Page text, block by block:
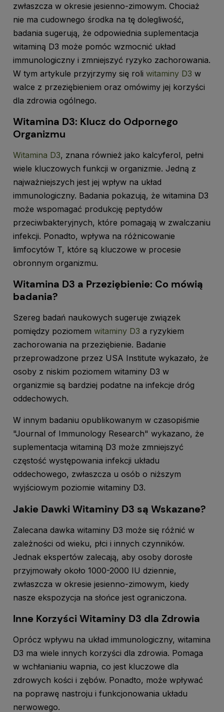
zwłaszcza w okresie jesienno-zimowym. Chociaż
nie ma cudownego środka na tę dolegliwość,
badania sugerują, że odpowiednia suplementacja
witaminą D3 może pomóc wzmocnić układ
immunologiczny i zmniejszyć ryzyko zachorowania.
W tym artykule przyjrzymy się roli witaminy D3 w
walce z przeziębieniem oraz omówimy jej korzyści
dla zdrowia ogólnego.
Witamina D3: Klucz do Odpornego
Organizmu
Witamina D3, znana również jako kalcyferol, pełni
wiele kluczowych funkcji w organizmie. Jedną z
najważniejszych jest jej wpływ na układ
immunologiczny. Badania pokazują, że witamina D3
może wspomagać produkcję peptydów
przeciwbakteryjnych, które pomagają w zwalczaniu
infekcji. Ponadto, wpływa na różnicowanie
limfocytów T, które są kluczowe w procesie
obronnym organizmu.
Witamina D3 a Przeziębienie: Co mówią
badania?
Szereg badań naukowych sugeruje związek
pomiędzy poziomem witaminy D3 a ryzykiem
zachorowania na przeziębienie. Badanie
przeprowadzone przez USA Institute wykazało, że
osoby z niskim poziomem witaminy D3 w
organizmie są bardziej podatne na infekcje dróg
oddechowych.
W innym badaniu opublikowanym w czasopiśmie
"Journal of Immunology Research" wykazano, że
suplementacja witaminą D3 może zmniejszyć
częstość występowania infekcji układu
oddechowego, zwłaszcza u osób o niższym
wyjściowym poziomie witaminy D3.
Jakie Dawki Witaminy D3 są Wskazane?
Zalecana dawka witaminy D3 może się różnić w
zależności od wieku, płci i innych czynników.
Jednak ekspertów zalecają, aby osoby dorosłe
przyjmowały około 1000-2000 IU dziennie,
zwłaszcza w okresie jesienno-zimowym, kiedy
nasze ekspozycja na słońce jest ograniczona.
Inne Korzyści Witaminy D3 dla Zdrowia
Oprócz wpływu na układ immunologiczny, witamina
D3 ma wiele innych korzyści dla zdrowia. Pomaga
w wchłanianiu wapnia, co jest kluczowe dla
zdrowych kości i zębów. Ponadto, może wpływać
na poprawę nastroju i funkcjonowania układu
nerwowego.